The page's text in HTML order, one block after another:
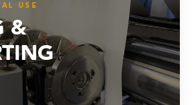
USE
&
SLITTING & CONVERTING